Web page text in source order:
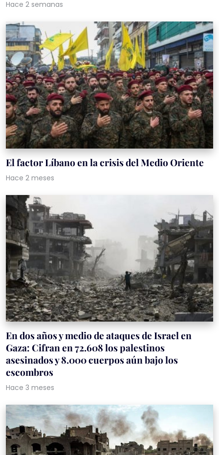
Hace 2 semanas
El factor Líbano en la crisis del Medio Oriente
Hace 2 meses
En dos años y medio de ataques de Israel en
Gaza: Cifran en 72.608 los palestinos
asesinados y 8.000 cuerpos aún bajo los
escombros
Hace 3 meses